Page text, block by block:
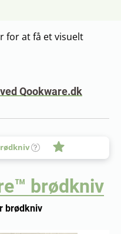
for at få et visuelt
Qookware.dk
brødkniv
brødkniv